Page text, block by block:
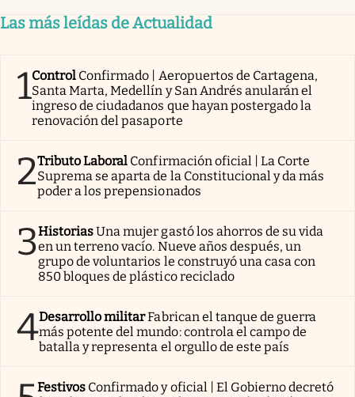
Las más leídas de Actualidad
1Control Confirmado | Aeropuertos de Cartagena,
Santa Marta, Medellín y San Andrés anularán el
ingreso de ciudadanos que hayan postergado la
renovación del pasaporte
2Tributo Laboral Confirmación oficial | La Corte
Suprema se aparta de la Constitucional y da más
poder a los prepensionados
3HistoriasUna mujer gastó los ahorros de su vida
en un terreno vacío. Nueve años después, un
grupo de voluntarios le construyó una casa con
850 bloques de plástico reciclado
4Desarrollo militarFabrican el tanque de guerra
más potente del mundo: controla el campo de
batalla y representa el orgullo de este país
Festivos Confirmado y oficial | El Gobierno decretó